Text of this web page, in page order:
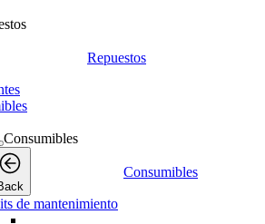
Repuestos
Consumibles
Consumibles
de mantenimiento